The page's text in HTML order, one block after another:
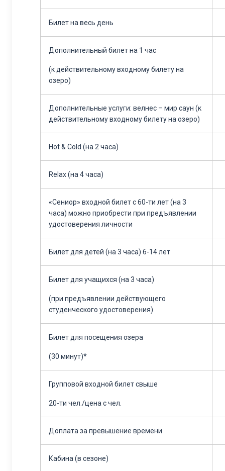
Билет на весь день
Дополнительный билет на 1 час
(к действительному входному билету на
озеро)
Дополнительные услуги: велнес – мир саун (к
действительному входному билету на озеро)
Hot & Cold (на 2 часа)
Relax (на 4 часа)
«Сениор» входной билет с 60-ти лет (на 3
часа) можно приобрести при предъявлении
удостоверения личности
Билет для детей (на 3 часа) 6-14 лет
Билет для учащихся (на 3 часа)
(при предъявлении действующего
студенческого удостоверения)
Билет для посещения озера
(30 минут)*
Групповой входной билет свыше
20-ти чел./цена с чел.
Доплата за превышение времени
Кабина (в сезоне)